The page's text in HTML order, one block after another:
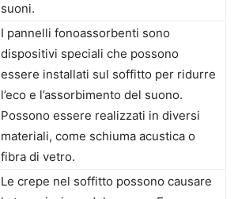
suoni.
I pannelli fonoassorbenti sono
dispositivi speciali che possono
essere installati sul soffitto per ridurre
l’eco e l’assorbimento del suono.
Possono essere realizzati in diversi
materiali, come schiuma acustica o
fibra di vetro.
Le crepe nel soffitto possono causare